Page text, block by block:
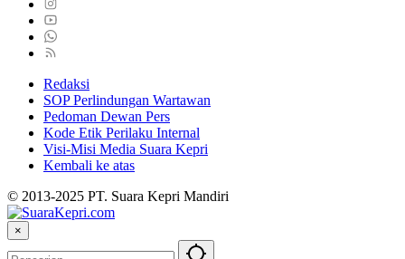
Redaksi
SOP Perlindungan Wartawan
Pedoman Dewan Pers
Kode Etik Perilaku Internal
Visi-Misi Media Suara Kepri
Kembali ke atas
© 2013-2025 PT. Suara Kepri Mandiri
×